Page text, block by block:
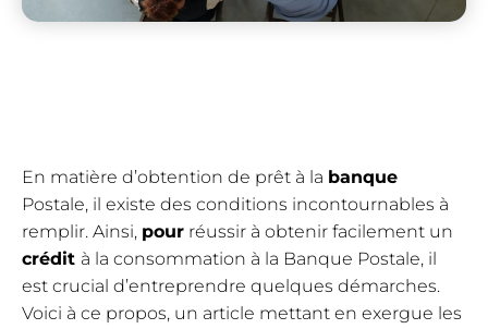
En matière d’obtention de prêt à la banque
Postale, il existe des conditions incontournables à
remplir. Ainsi, pour réussir à obtenir facilement un
crédit à la consommation à la Banque Postale, il
est crucial d’entreprendre quelques démarches.
Voici à ce propos, un article mettant en exergue les